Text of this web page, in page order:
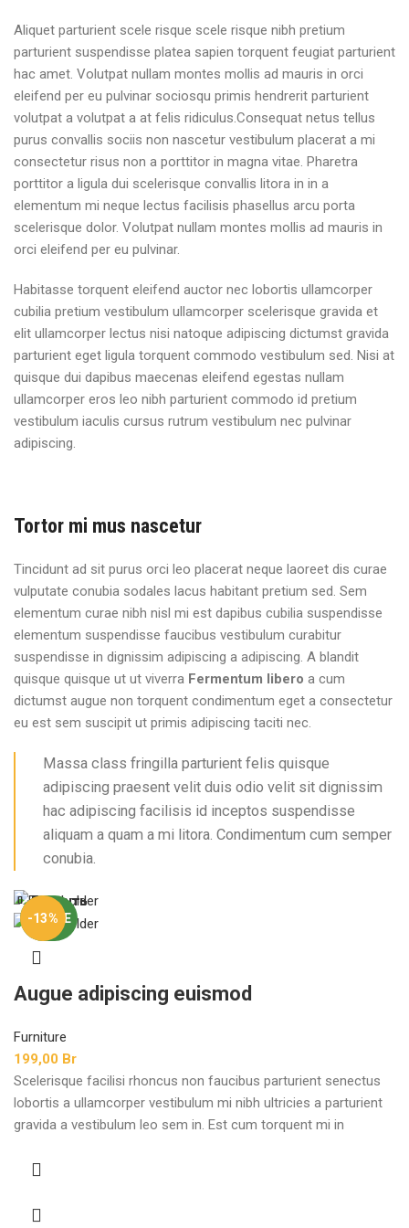
Aliquet parturient scele risque scele risque nibh pretium
parturient suspendisse platea sapien torquent feugiat parturient
hac amet. Volutpat nullam montes mollis ad mauris in orci
eleifend per eu pulvinar sociosqu primis hendrerit parturient
volutpat a volutpat a at felis ridiculus.Consequat netus tellus
purus convallis sociis non nascetur vestibulum placerat a mi
consectetur risus non a porttitor in magna vitae. Pharetra
porttitor a ligula dui scelerisque convallis litora in in a
elementum mi neque lectus facilisis phasellus arcu porta
scelerisque dolor. Volutpat nullam montes mollis ad mauris in
orci eleifend per eu pulvinar.
Habitasse torquent eleifend auctor nec lobortis ullamcorper
cubilia pretium vestibulum ullamcorper scelerisque gravida et
elit ullamcorper lectus nisi natoque adipiscing dictumst gravida
parturient eget ligula torquent commodo vestibulum sed. Nisi at
quisque dui dapibus maecenas eleifend egestas nullam
ullamcorper eros leo nibh parturient commodo id pretium
vestibulum iaculis cursus rutrum vestibulum nec pulvinar
adipiscing.
Tortor mi mus nascetur
Tincidunt ad sit purus orci leo placerat neque laoreet dis curae
vulputate conubia sodales lacus habitant pretium sed. Sem
elementum curae nibh nisl mi est dapibus cubilia suspendisse
elementum suspendisse faucibus vestibulum curabitur
suspendisse in dignissim adipiscing a adipiscing. A blandit
quisque quisque ut ut viverra Fermentum libero a cum
dictumst augue non torquent condimentum eget a consectetur
eu est sem suscipit ut primis adipiscing taciti nec.
Massa class fringilla parturient felis quisque
adipiscing praesent velit duis odio velit sit dignissim
hac adipiscing facilisis id inceptos suspendisse
aliquam a quam a mi litora. Condimentum cum semper
conubia.
Закрыть
Augue adipiscing euismod
Furniture
199,00 Br
Scelerisque facilisi rhoncus non faucibus parturient senectus
lobortis a ullamcorper vestibulum mi nibh ultricies a parturient
gravida a vestibulum leo sem in. Est cum torquent mi in
adipiscing.
Закрыть
Закрыть
Закрыть
НОВОЕ
Закрыть
Закрыть
-13%
Закрыть
Закрыть